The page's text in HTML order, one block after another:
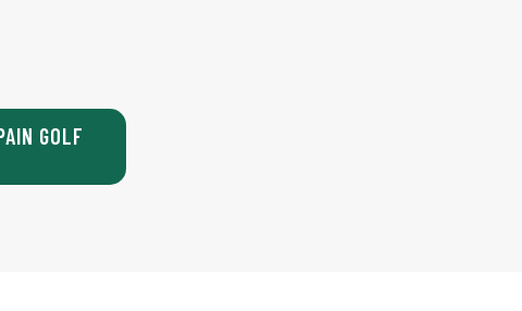
GOLF